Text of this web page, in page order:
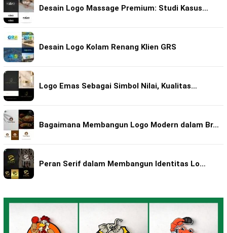
Desain Logo Massage Premium: Studi Kasus…
Desain Logo Kolam Renang Klien GRS
Logo Emas Sebagai Simbol Nilai, Kualitas…
Bagaimana Membangun Logo Modern dalam Br…
Peran Serif dalam Membangun Identitas Lo…